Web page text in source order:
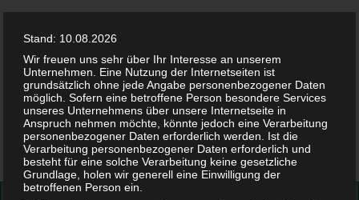
Facebook
Twitter
Suchen
nach:
Stand: 10.08.2026
Wir freuen uns sehr über Ihr Interesse an unserem
Unternehmen. Eine Nutzung der Internetseiten ist
grundsätzlich ohne jede Angabe personenbezogener Daten
möglich. Sofern eine betroffene Person besondere Services
unseres Unternehmens über unsere Internetseite in
Anspruch nehmen möchte, könnte jedoch eine Verarbeitung
personenbezogener Daten erforderlich werden. Ist die
Verarbeitung personenbezogener Daten erforderlich und
besteht für eine solche Verarbeitung keine gesetzliche
Grundlage, holen wir generell eine Einwilligung der
betroffenen Person ein.